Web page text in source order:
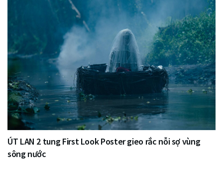
ÚT LAN 2 tung First Look Poster gieo rắc nỗi sợ vùng
sông nước